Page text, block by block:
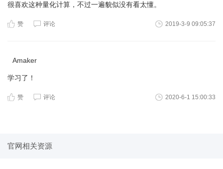
很喜欢这种量化计算，不过一遍貌似没有看太懂。
赞 评论 2019-3-9 09:05:37
Amaker
学习了！
赞 评论 2020-6-1 15:00:33
官网相关资源